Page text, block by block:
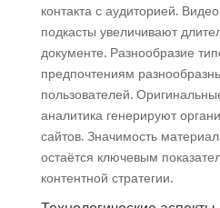
контакта с аудиторией.
подкасты увеличивают
документе. Разнообразие
предпочтениям
пользователей.
аналитика генерируют
сайтов. Значимость
остаётся ключевым
контентной стратегии.